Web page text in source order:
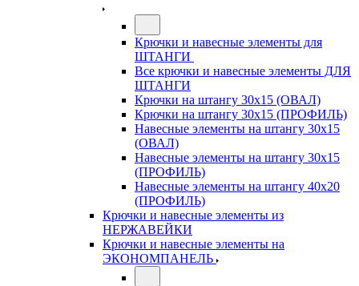
Крючки и навесные элементы для
ШТАНГИ
Все крючки и навесные элементы ДЛЯ
ШТАНГИ
Крючки на штангу 30х15 (ОВАЛ)
Крючки на штангу 30х15 (ПРОФИЛЬ)
Навесные элементы на штангу 30х15
(ОВАЛ)
Навесные элементы на штангу 30х15
(ПРОФИЛЬ)
Навесные элементы на штангу 40х20
(ПРОФИЛЬ)
Крючки и навесные элементы из
НЕРЖАВЕЙКИ
Крючки и навесные элементы на
ЭКОНОМПАНЕЛЬ